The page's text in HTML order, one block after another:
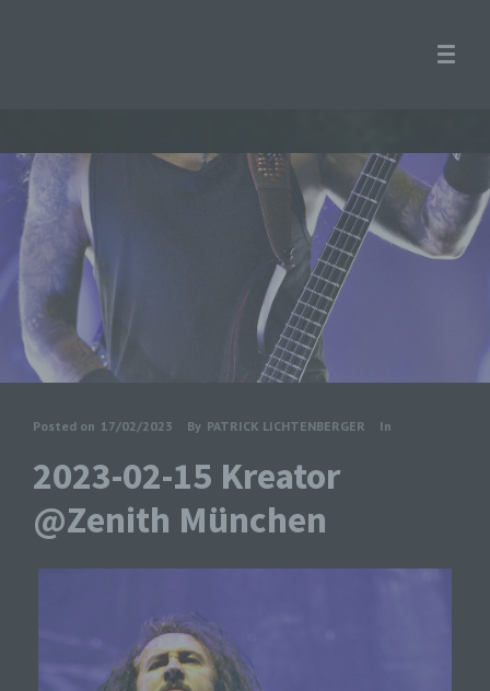
Posted on 17/02/2023 By PATRICK LICHTENBERGER In
2023-02-15 Kreator
@Zenith München